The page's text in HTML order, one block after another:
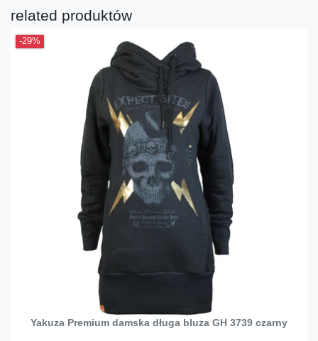
related produktów
-29%
Yakuza Premium damska długa bluza GH 3739 czarny